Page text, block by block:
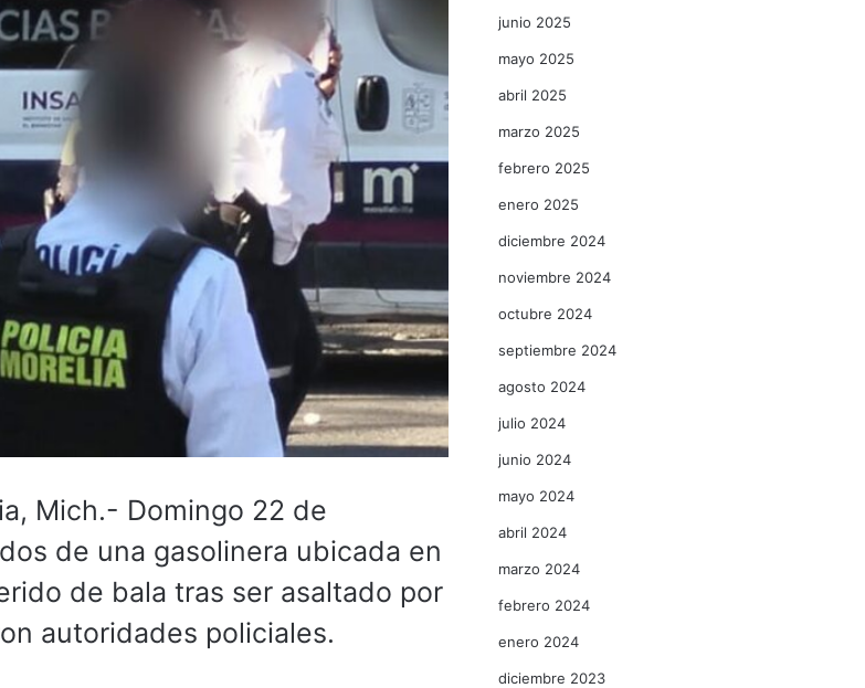
Mich.- Domingo 22 de
de una gasolinera ubicada en
de bala tras ser asaltado por
autoridades policiales.
junio 2025
mayo 2025
abril 2025
marzo 2025
febrero 2025
enero 2025
diciembre 2024
noviembre 2024
octubre 2024
septiembre 2024
agosto 2024
julio 2024
junio 2024
mayo 2024
abril 2024
marzo 2024
febrero 2024
enero 2024
diciembre 2023